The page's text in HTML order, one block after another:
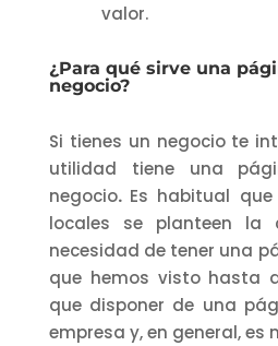
valor.
¿Para qué sirve una
negocio?
Si tienes un negocio te
utilidad tiene una
negocio. Es habitual
locales se planteen la
necesidad de tener una
que hemos visto hasta
que disponer de una
empresa y, en general, es